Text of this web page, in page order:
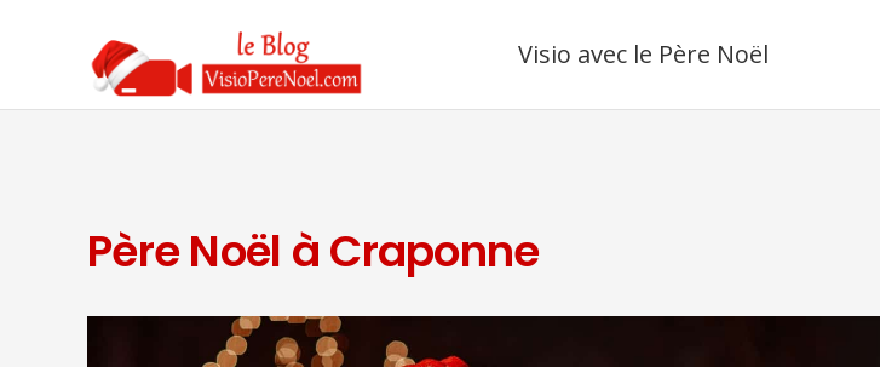
Visio avec le Père Noël
Père Noël à Craponne